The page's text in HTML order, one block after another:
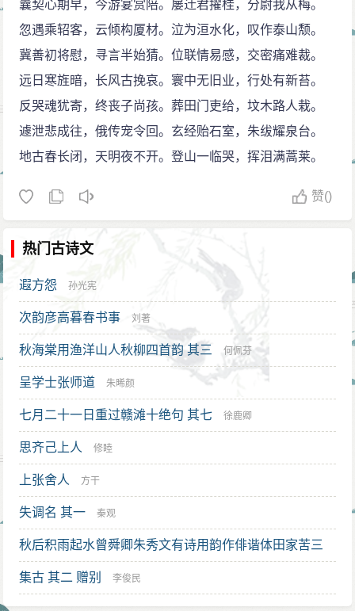
曩契心期早，今游宴赏陪。屡迁君擢桂，分尉我从梅。
忽遇乘轺客，云倾构厦材。泣为洹水化，叹作泰山颓。
冀善初将慰，寻言半始猜。位联情易感，交密痛难裁。
远日寒旌暗，长风古挽哀。寰中无旧业，行处有新苔。
反哭魂犹寄，终丧子尚孩。葬田门吏给，坟木路人栽。
遽泄悲成往，俄传宠令回。玄经贻石室，朱绂耀泉台。
地古春长闭，天明夜不开。登山一临哭，挥泪满蒿莱。
赞()
热门古诗文
遐方怨 孙光宪
次韵彦高暮春书事 刘著
秋海棠用渔洋山人秋柳四首韵 其三 何佩芬
呈学士张师道 朱晞颜
七月二十一日重过赣滩十绝句 其七 徐鹿卿
思齐己上人 修睦
上张舍人 方干
失调名 其一 秦观
秋后积雨起水曾舜卿朱秀文有诗用韵作俳谐体田家苦三
叠 其一 张侃
集古 其二 赠别 李俊民